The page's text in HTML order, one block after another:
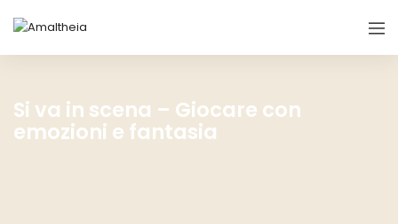
Si va in scena – Giocare con
emozioni e fantasia